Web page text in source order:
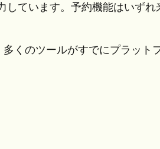
しています。予約機能はいずれ
くのツールがすでにプラット